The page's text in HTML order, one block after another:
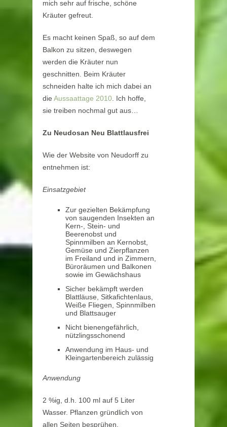
mich sehr auf frische, schöne
Kräuter gefreut.
Es macht keinen Spaß, so auf dem
Balkon zu sitzen, deswegen
werden die Kräuter nun
geschnitten. Beim Kräuter
schneiden halte ich mich dabei an
die Aussaattage 2010 . Ich hoffe,
sie treiben nochmal gut aus…
Zu Neudosan Neu Blattlausfrei
Wie der Website von Neudorff zu
entnehmen ist:
Einsatzgebiet
Zur gezielten Bekämpfung
von saugenden Insekten an
Kern-, Stein- und
Beerenobst und
Spinnmilben an Kernobst,
Gemüse und Zierpflanzen
im Freiland und in Zimmern,
Büroräumen und Balkonen
sowie im Gewächshaus
Sicher bekämpft werden
Blattläuse, Sitkafichtenlaus,
Weiße Fliegen, Spinnmilben
und Blattsauger
Nicht bienengefährlich,
nützlingsschonend
Anwendung im Haus- und
Kleingartenbereich zulässig
Anwendung
2 %ig, d.h. 100 ml auf 5 Liter
Wasser. Pflanzen gründlich von
allen Seiten besprühen,